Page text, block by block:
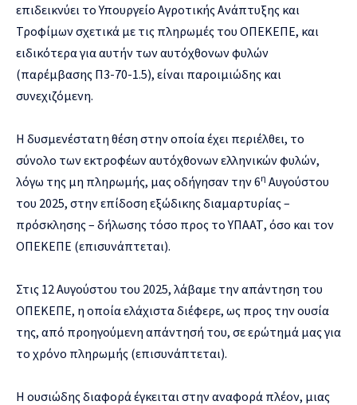
επιδεικνύει το Υπουργείο Αγροτικής Ανάπτυξης και
Τροφίμων σχετικά με τις πληρωμές του ΟΠΕΚΕΠΕ, και
ειδικότερα για αυτήν των αυτόχθονων φυλών
(παρέμβασης Π3-70-1.5), είναι παροιμιώδης και
συνεχιζόμενη.
Η δυσμενέστατη θέση στην οποία έχει περιέλθει, το
σύνολο των εκτροφέων αυτόχθονων ελληνικών φυλών,
λόγω της μη πληρωμής, μας οδήγησαν την 6η Αυγούστου
του 2025, στην επίδοση εξώδικης διαμαρτυρίας –
πρόσκλησης – δήλωσης τόσο προς το ΥΠΑΑΤ, όσο και τον
ΟΠΕΚΕΠΕ (επισυνάπτεται).
Στις 12 Αυγούστου του 2025, λάβαμε την απάντηση του
ΟΠΕΚΕΠΕ, η οποία ελάχιστα διέφερε, ως προς την ουσία
της, από προηγούμενη απάντησή του, σε ερώτημά μας για
το χρόνο πληρωμής (επισυνάπτεται).
Η ουσιώδης διαφορά έγκειται στην αναφορά πλέον, μιας